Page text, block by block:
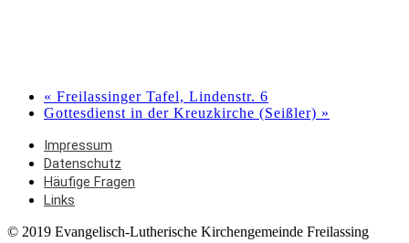
« Freilassinger Tafel, Lindenstr. 6
Gottesdienst in der Kreuzkirche (Seißler) »
Impressum
Datenschutz
Häufige Fragen
Links
© 2019 Evangelisch-Lutherische Kirchengemeinde Freilassing